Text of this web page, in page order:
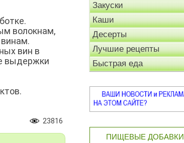
волокнам,
вин в
выдержки
23816
Закуски
Каши
Десерты
Лучшие рецепты
Быстрая еда
ПИЩЕВЫЕ ДОБАВКИ